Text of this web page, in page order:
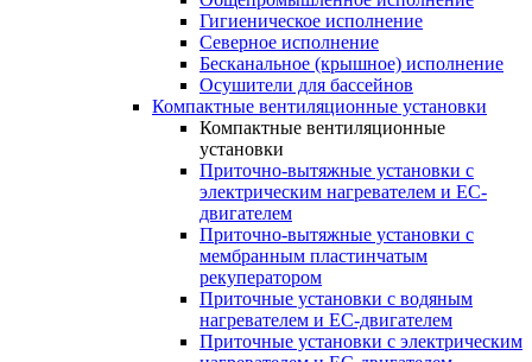
Гигиеническое исполнение
Северное исполнение
Бесканальное (крышное) исполнение
Осушители для бассейнов
Компактные вентиляционные установки
Компактные вентиляционные
установки
Приточно-вытяжные установки с
электрическим нагревателем и EC-
двигателем
Приточно-вытяжные установки с
мембранным пластинчатым
рекуператором
Приточные установки с водяным
нагревателем и EC-двигателем
Приточные установки с электрическим